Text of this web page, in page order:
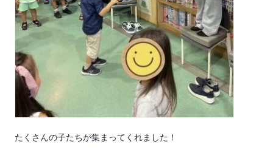
たくさんの子たちが集まってくれました！